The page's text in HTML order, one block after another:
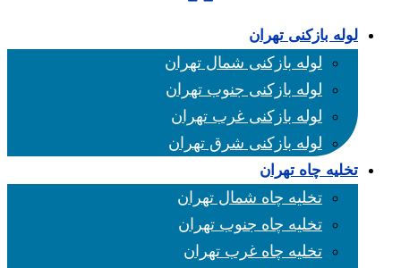
لوله بازکنی تهران
لوله بازکنی شمال تهران
لوله بازکنی جنوب تهران
لوله بازکنی غرب تهران
لوله بازکنی شرق تهران
تخلیه چاه تهران
تخلیه چاه شمال تهران
تخلیه چاه جنوب تهران
تخلیه چاه غرب تهران